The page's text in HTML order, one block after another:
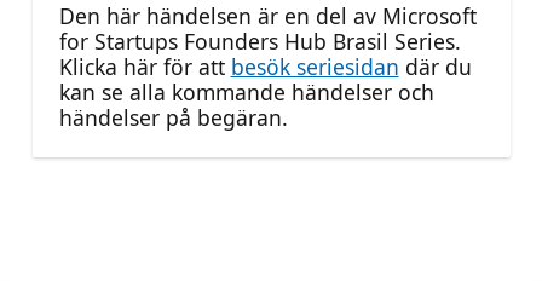
Den här händelsen är en del av Microsoft
for Startups Founders Hub Brasil Series.
Klicka här för att besök seriesidan där du
kan se alla kommande händelser och
händelser på begäran.